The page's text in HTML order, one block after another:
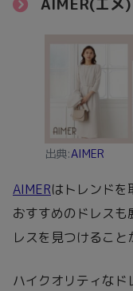
出典:AIMER
AIMERはトレンドを
おすすめのドレスも
レスを見つけること
ハイクオリティなド